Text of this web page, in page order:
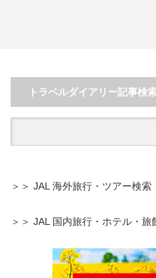
トラベルダイアリー記事検
＞＞ JAL 海外旅行・ツアー検索
＞＞ JAL 国内旅行・ホテル・